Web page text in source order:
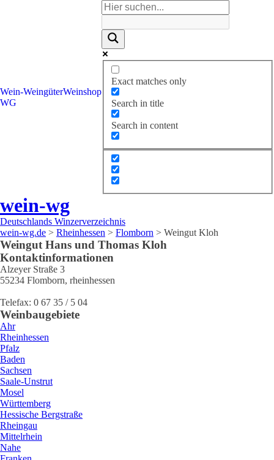
Wein-
WG
WeingüterWeinshop
Exact matches only
Search in title
Search in content
wein-wg
Deutschlands Winzerverzeichnis
wein-wg.de > Rheinhessen > Flomborn > Weingut Kloh
Weingut Hans und Thomas Kloh
Kontaktinformationen
Alzeyer Straße 3
55234 Flomborn, rheinhessen
Telefax: 0 67 35 / 5 04
Weinbaugebiete
Ahr
Rheinhessen
Pfalz
Baden
Sachsen
Saale-Unstrut
Mosel
Württemberg
Hessische Bergstraße
Rheingau
Mittelrhein
Nahe